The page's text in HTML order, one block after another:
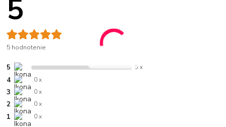
5
5 hodnotenie
5 5 x
4 0 x
3 0 x
2 0 x
1 0 x